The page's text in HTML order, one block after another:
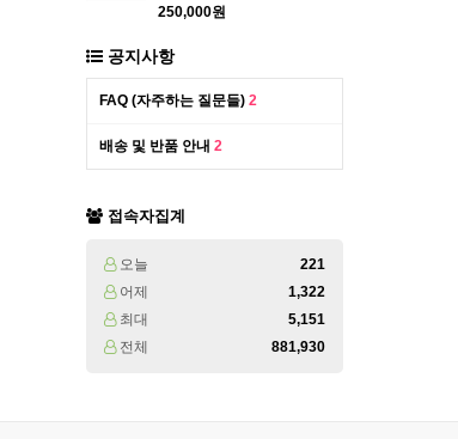
250,000원
공지사항
FAQ (자주하는 질문들) 2
배송 및 반품 안내 2
접속자집계
오늘
221
어제
1,322
최대
5,151
전체
881,930